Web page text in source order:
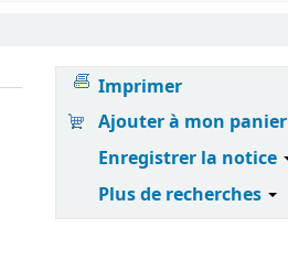
Imprimer
Ajouter à mon panier
Enregistrer la notice
Plus de recherches